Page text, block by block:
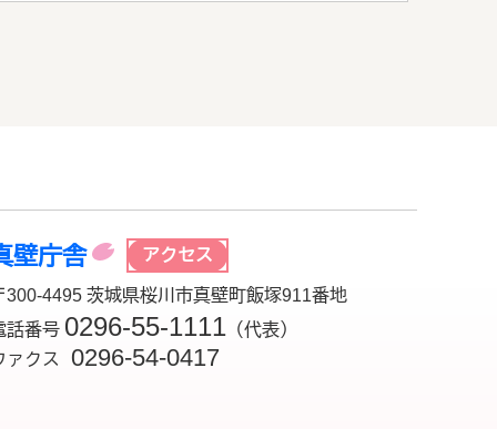
壁庁舎 アクセス
300-4495 茨城県桜川市真壁町飯塚911番地
話番号 0296-55-1111 （代表）
ァクス
0296-54-0417